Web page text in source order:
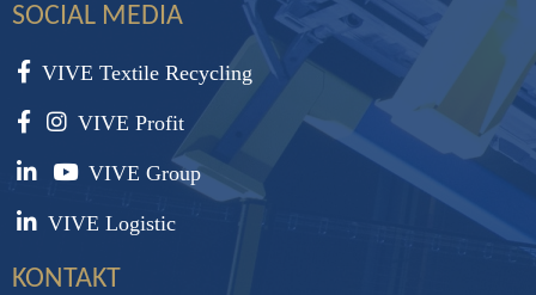
SOCIAL MEDIA
VIVE Textile Recycling
VIVE Profit
VIVE Group
VIVE Logistic
KONTAKT